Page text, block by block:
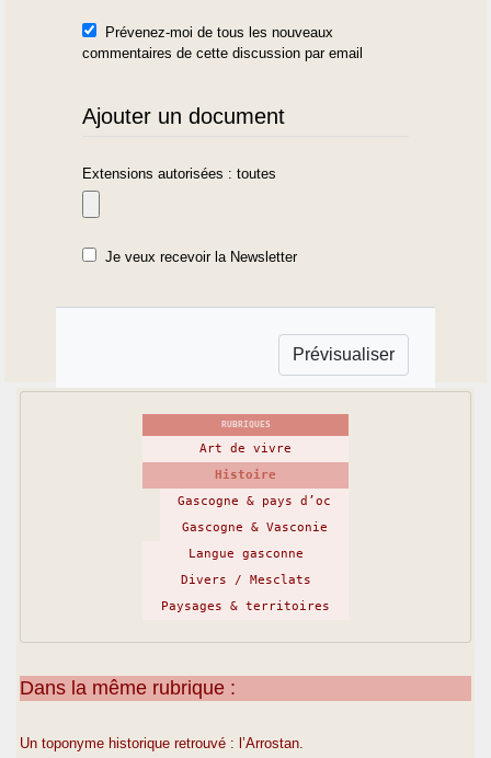
Prévenez-moi de tous les nouveaux
commentaires de cette discussion par email
Ajouter un document
Extensions autorisées : toutes
Je veux recevoir la Newsletter
RUBRIQUES
Art de vivre
Histoire
Gascogne & pays d’oc
Gascogne & Vasconie
Langue gasconne
Divers / Mesclats
Paysages & territoires
Dans la même rubrique :
Un toponyme historique retrouvé : l’Arrostan.